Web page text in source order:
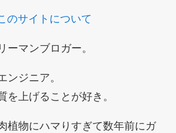
のサイトについて
ーマンブロガー。
ンジニア。
を上げることが好き。
植物にハマりすぎて数年前にガ